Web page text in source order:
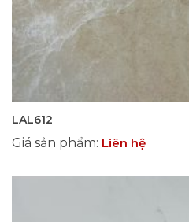
LAL612
Giá sản phẩm: Liên hệ